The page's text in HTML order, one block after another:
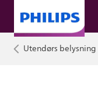
Utendørs belysning